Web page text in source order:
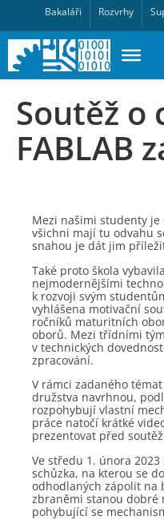
Bakaláři Rozvrhy
Soutěž o
FABLAB
Mezi našimi studenty
všichni mají tu odvahu
snahou je dát jim
Také proto škola
nejmodernějšími
k rozvoji svým
vyhlášena motivační
ročníků maturitních
oborů. Mezi třídními
v technických
zpracování.
V rámci zadaného
družstva navrhnou,
rozpohybují vlastní
práce natočí krátké
prezentovat před
Ve středu 1. února
schůzka, na kterou se
odhodlaných zápolit na
zbraněmi stanou dobré
pohybující se